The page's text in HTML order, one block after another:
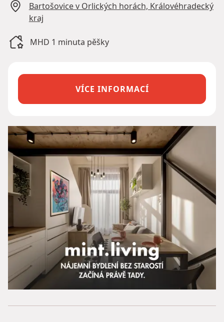
Bartošovice v Orlických horách, Královéhradecký
kraj
MHD 1 minuta pěšky
VÍCE INFORMACÍ